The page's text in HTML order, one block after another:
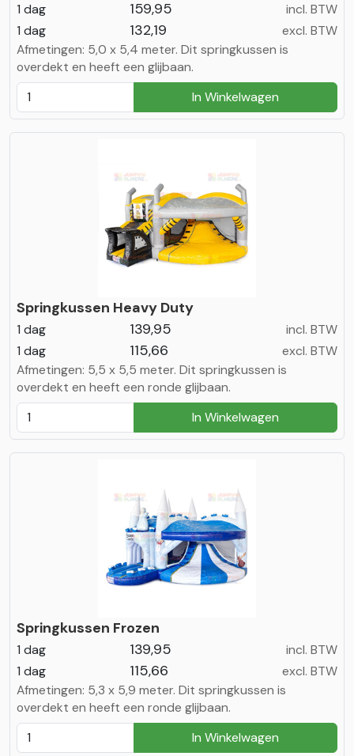
1 dag 159,95
incl. BTW
1 dag
132,19
excl. BTW
Afmetingen: 5,0 x 5,4 meter. Dit springkussen is
overdekt en heeft een glijbaan.
In Winkelwagen
Springkussen Heavy Duty
1 dag 139,95
incl. BTW
1 dag
115,66
excl. BTW
Afmetingen: 5,5 x 5,5 meter. Dit springkussen is
overdekt en heeft een ronde glijbaan.
In Winkelwagen
Springkussen Frozen
1 dag 139,95
incl. BTW
1 dag
115,66
excl. BTW
Afmetingen: 5,3 x 5,9 meter. Dit springkussen is
overdekt en heeft een ronde glijbaan.
In Winkelwagen